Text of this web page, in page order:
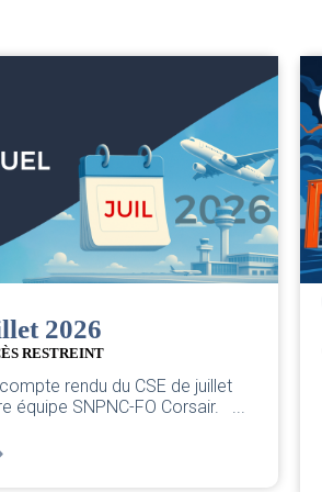
easyJet
La direction vient de sortir sa
corporate. On va la